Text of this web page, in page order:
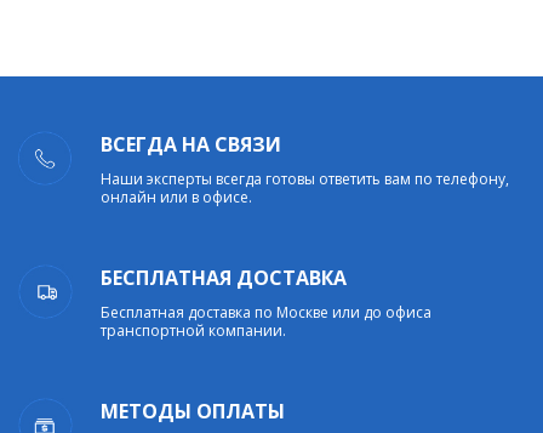
ВСЕГДА НА СВЯЗИ
Наши эксперты всегда готовы ответить вам по телефону,
онлайн или в офисе.
БЕСПЛАТНАЯ ДОСТАВКА
Бесплатная доставка по Москве или до офиса
транспортной компании.
МЕТОДЫ ОПЛАТЫ